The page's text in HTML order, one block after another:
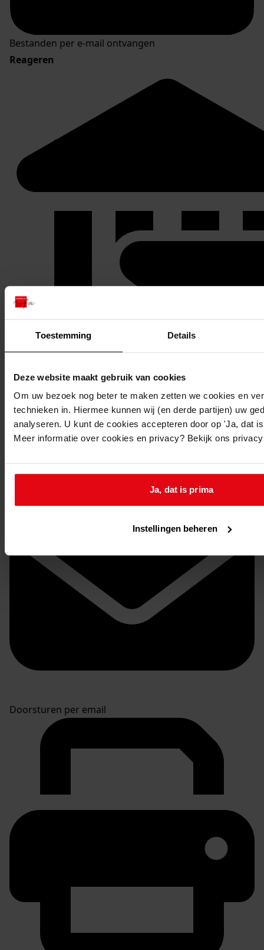
Toestemming Details
Deze website maakt gebruik van cookies
Om uw bezoek nog beter te maken zetten we cookies en
technieken in. Hiermee kunnen wij (en derde partijen) uw
analyseren. U kunt de cookies accepteren door op 'Ja, dat
Meer informatie over cookies en privacy? Bekijk ons
Ja, dat is prima
Instellingen beheren
Bestanden per e-mail ontvangen
Reageren
Stuur een reactie naar Westfries Archief
Doorsturen per email